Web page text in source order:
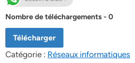
Nombre de téléchargements - 0
Télécharger
Catégorie : Réseaux informatiques